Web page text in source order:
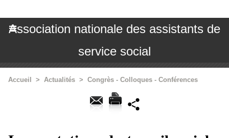
Association nationale des assistants de
service social
Accueil > Actualités > Congrès - Colloques - Conférences